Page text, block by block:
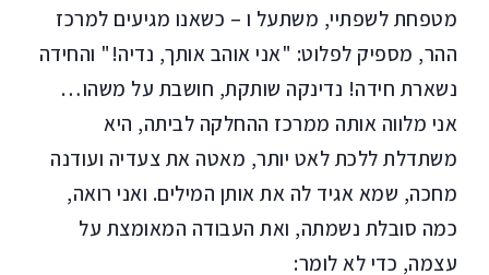
מטפחת לשפתיי, משתעל ו – כשאנו מגיעים למרכז
ההר, מספיק לפלוט: "אני אוהב אותך, נדיה!" והחידה
נשארת חידה! נדינקה שותקת, חושבת על משהו…
אני מלווה אותה ממרכז ההחלקה לביתה, היא
משתדלת ללכת לאט יותר, מאטה את צעדיה ועודנה
מחכה, שמא אגיד לה את אותן המילים. ואני רואה,
כמה סובלת נשמתה, ואת העבודה המאומצת על
עצמה, כדי לא לומר: